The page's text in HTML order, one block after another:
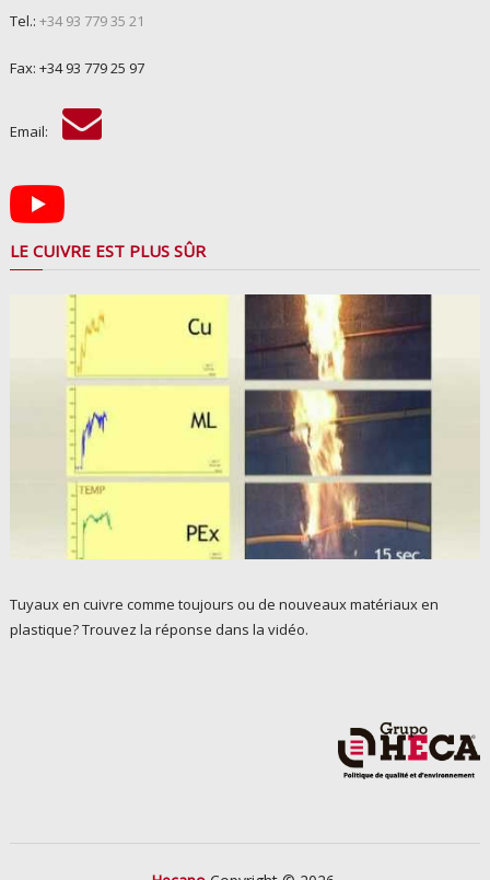
Tel.: +34 93 779 35 21
Fax: +34 93 779 25 97
Email:
LE CUIVRE EST PLUS SÛR
Tuyaux en cuivre comme toujours ou de nouveaux matériaux en
plastique? Trouvez la réponse dans la vidéo.